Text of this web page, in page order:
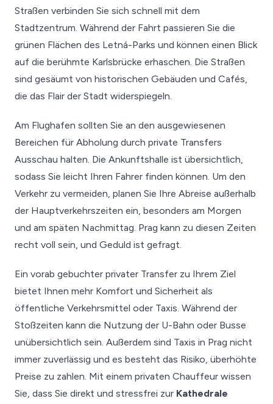
Straßen verbinden Sie sich schnell mit dem
Stadtzentrum. Während der Fahrt passieren Sie die
grünen Flächen des Letná-Parks und können einen Blick
auf die berühmte Karlsbrücke erhaschen. Die Straßen
sind gesäumt von historischen Gebäuden und Cafés,
die das Flair der Stadt widerspiegeln.
Am Flughafen sollten Sie an den ausgewiesenen
Bereichen für Abholung durch private Transfers
Ausschau halten. Die Ankunftshalle ist übersichtlich,
sodass Sie leicht Ihren Fahrer finden können. Um den
Verkehr zu vermeiden, planen Sie Ihre Abreise außerhalb
der Hauptverkehrszeiten ein, besonders am Morgen
und am späten Nachmittag. Prag kann zu diesen Zeiten
recht voll sein, und Geduld ist gefragt.
Ein vorab gebuchter privater Transfer zu Ihrem Ziel
bietet Ihnen mehr Komfort und Sicherheit als
öffentliche Verkehrsmittel oder Taxis. Während der
Stoßzeiten kann die Nutzung der U-Bahn oder Busse
unübersichtlich sein. Außerdem sind Taxis in Prag nicht
immer zuverlässig und es besteht das Risiko, überhöhte
Preise zu zahlen. Mit einem privaten Chauffeur wissen
Sie, dass Sie direkt und stressfrei zur Kathedrale